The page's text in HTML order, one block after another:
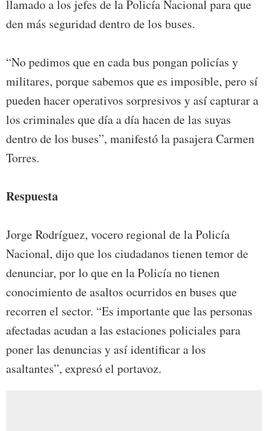
llamado a los jefes de la Policía Nacional para que
den más seguridad dentro de los buses.
“No pedimos que en cada bus pongan policías y
militares, porque sabemos que es imposible, pero sí
pueden hacer operativos sorpresivos y así capturar a
los criminales que día a día hacen de las suyas
dentro de los buses”, manifestó la pasajera Carmen
Torres.
Respuesta
Jorge Rodríguez, vocero regional de la Policía
Nacional, dijo que los ciudadanos tienen temor de
denunciar, por lo que en la Policía no tienen
conocimiento de asaltos ocurridos en buses que
recorren el sector. “Es importante que las personas
afectadas acudan a las estaciones policiales para
poner las denuncias y así identificar a los
asaltantes”, expresó el portavoz.